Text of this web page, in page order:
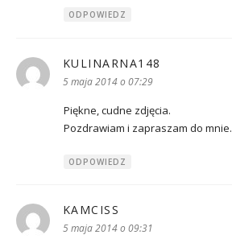
ODPOWIEDZ
KULINARNA148
5 maja 2014 o 07:29
Piękne, cudne zdjęcia.
Pozdrawiam i zapraszam do mnie.
ODPOWIEDZ
KAMCISS
5 maja 2014 o 09:31